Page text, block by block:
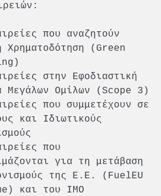
που αναζητούν
Χρηματοδότηση (Green
στην Εφοδιαστική
Μεγάλων Ομίλων (Scope 3)
που συμμετέχουν σε
και Ιδιωτικούς
που
για τη μετάβαση
της Ε.Ε. (FuelEU
και του IMO